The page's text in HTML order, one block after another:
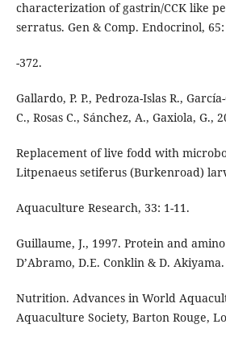
characterization of gastrin/CCK like
serratus. Gen & Comp. Endocrinol, 65:
-372.
Gallardo, P. P., Pedroza-Islas R.,
C., Rosas C., Sánchez, A., Gaxiola, G.,
Replacement of live fodd with
Litpenaeus setiferus (Burkenroad)
Aquaculture Research, 33: 1-11.
Guillaume, J., 1997. Protein and
D’Abramo, D.E. Conklin & D.
Nutrition. Advances in World
Aquaculture Society, Barton Rouge,